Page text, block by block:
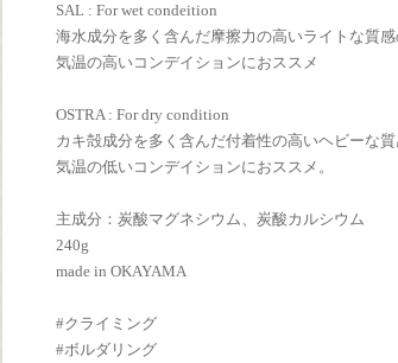
SAL : For wet condeition
海水成分を多く含んだ摩擦力の高いライトな質
気温の高いコンデイションにおススメ
OSTRA : For dry condition
カキ殻成分を多く含んだ付着性の高いヘビーな
気温の低いコンデイションにおススメ。
主成分：炭酸マグネシウム、炭酸カルシウム
240g
made in OKAYAMA
#クライミング
#ボルダリング